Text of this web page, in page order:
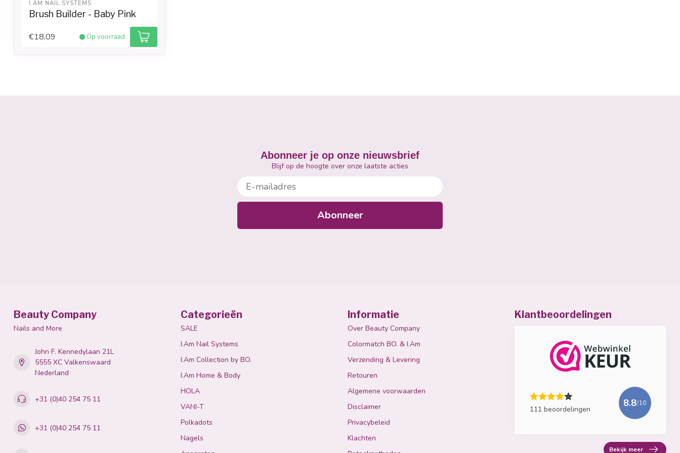
I.AM NAIL SYSTEMS
Brush Builder - Baby Pink
€18,09 Op voorraad
Abonneer je op onze nieuwsbrief
Blijf op de hoogte over onze laatste acties
E-mailadres
Abonneer
Beauty Company
Nails and More
John F. Kennedylaan 21L
5555 XC Valkenswaard
Nederland
+31 (0)40 254 75 11
+31 (0)40 254 75 11
Categorieën
SALE
I.Am Nail Systems
I.Am Collection by BO.
I.Am Home & Body
HOLA
VANI-T
Polkadots
Nagels
Informatie
Over Beauty Company
Colormatch BO. & I.Am
Verzending & Levering
Retouren
Algemene voorwaarden
Disclaimer
Privacybeleid
Klachten
Klantbeoordelingen
111 beoordelingen
8.8/10
Bekijk meer